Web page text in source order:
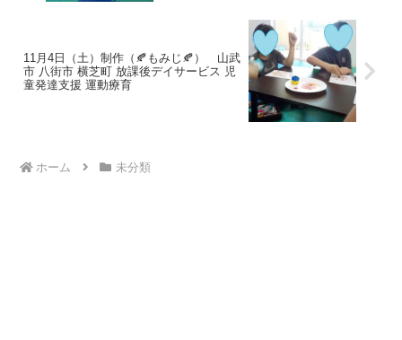
11月4日（土）制作（🍂もみじ🍂） 山武
市 八街市 横芝町 放課後デイサービス 児
童発達支援 運動療育
ホーム 未分類